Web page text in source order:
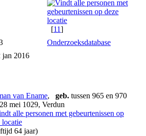
[11]
Onderzoeksdatabase
jan 2016
van Ename, geb. tussen 965 en 970
28 mei 1029, Verdun
64 jaar)